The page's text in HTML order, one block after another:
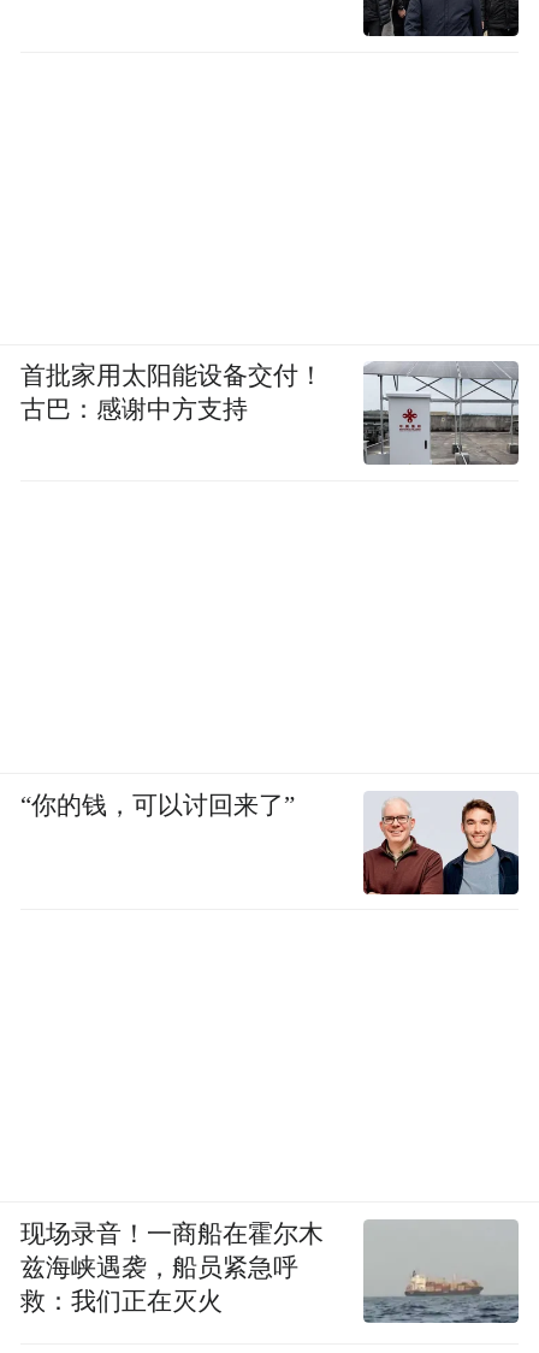
首批家用太阳能设备交付！
古巴：感谢中方支持
“你的钱，可以讨回来了”
现场录音！一商船在霍尔木
兹海峡遇袭，船员紧急呼
救：我们正在灭火